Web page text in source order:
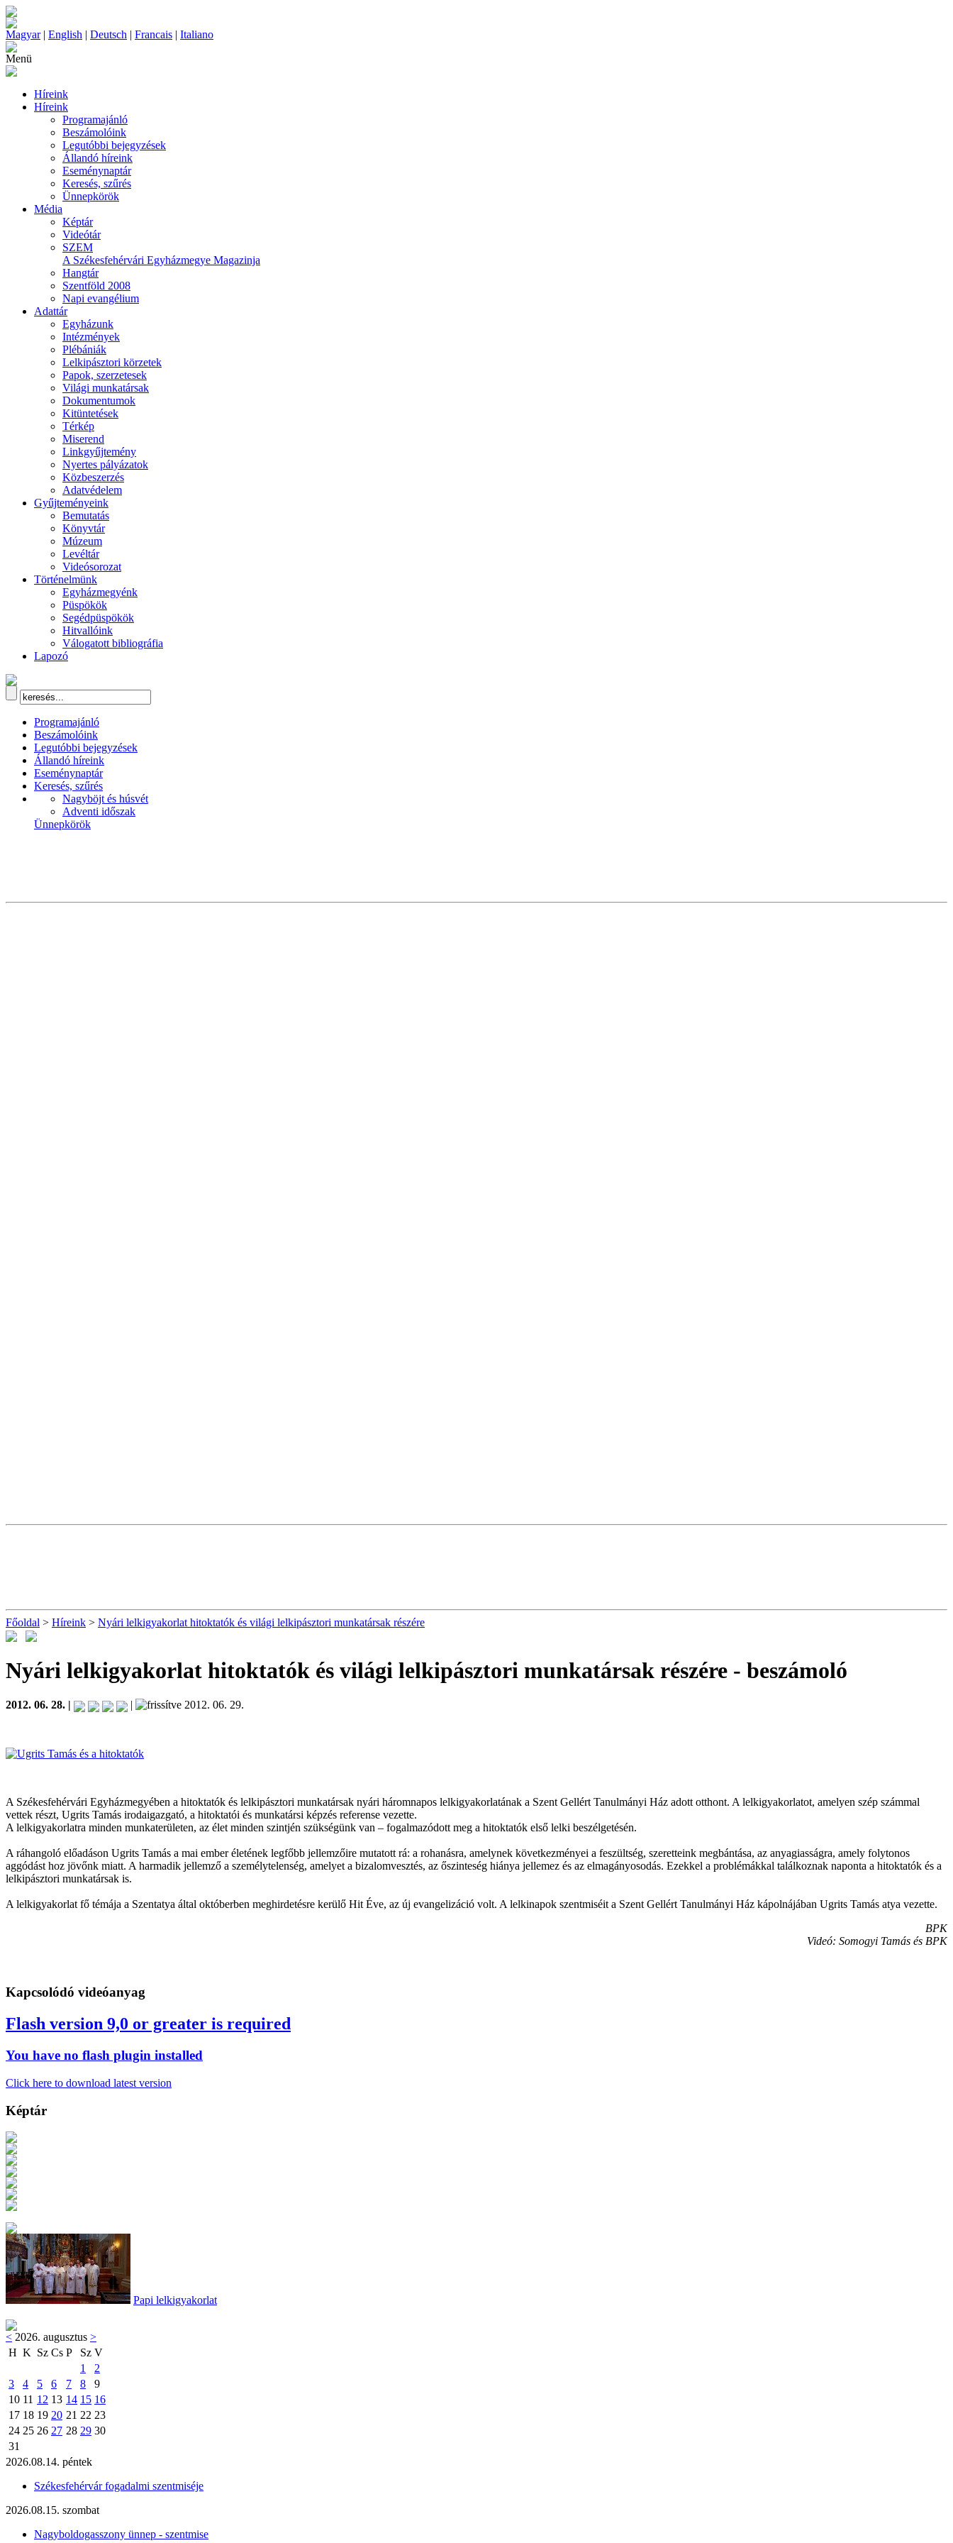
Magyar| English | Deutsch | Francais | Italiano
Menü
Híreink
Híreink
Programajánló
Beszámolóink
Legutóbbi bejegyzések
Állandó híreink
Eseménynaptár
Keresés, szűrés
Ünnepkörök
Média
Képtár
Videótár
SZEM
A Székesfehérvári Egyházmegye Magazinja
Hangtár
Szentföld 2008
Napi evangélium
Adattár
Egyházunk
Intézmények
Plébániák
Lelkipásztori körzetek
Papok, szerzetesek
Világi munkatársak
Dokumentumok
Kitüntetések
Térkép
Miserend
Linkgyűjtemény
Nyertes pályázatok
Közbeszerzés
Adatvédelem
Gyűjteményeink
Bemutatás
Könyvtár
Múzeum
Levéltár
Videósorozat
Történelmünk
Egyházmegyénk
Püspökök
Segédpüspökök
Hitvallóink
Válogatott bibliográfia
Lapozó
Programajánló
Beszámolóink
Legutóbbi bejegyzések
Állandó híreink
Eseménynaptár
Keresés, szűrés
Nagyböjt és húsvét
Adventi időszak
Ünnepkörök
Főoldal > Híreink > Nyári lelkigyakorlat hitoktatók és világi lelkipásztori munkatársak részére
Nyári lelkigyakorlat hitoktatók és világi lelkipásztori munkatársak részére - beszámoló
2012. 06. 28. | | 2012. 06. 29.
A Székesfehérvári Egyházmegyében a hitoktatók és lelkipásztori munkatársak nyári háromnapos lelkigyakorlatának a Szent Gellért Tanulmányi Ház adott otthont. A lelkigyakorlatot, amelyen szép számmal
vettek részt, Ugrits Tamás irodaigazgató, a hitoktatói és munkatársi képzés referense vezette.
A lelkigyakorlatra minden munkaterületen, az élet minden szintjén szükségünk van – fogalmazódott meg a hitoktatók első lelki beszélgetésén.
A ráhangoló előadáson Ugrits Tamás a mai ember életének legfőbb jellemzőire mutatott rá: a rohanásra, amelynek következményei a feszültség, szeretteink megbántása, az anyagiasságra, amely folytonos
aggódást hoz jövőnk miatt. A harmadik jellemző a személytelenség, amelyet a bizalomvesztés, az őszinteség hiánya jellemez és az elmagányosodás. Ezekkel a problémákkal találkoznak naponta a hitoktatók és a
lelkipásztori munkatársak is.
A lelkigyakorlat fő témája a Szentatya által októberben meghirdetésre kerülő Hit Éve, az új evangelizáció volt. A lelkinapok szentmiséit a Szent Gellért Tanulmányi Ház kápolnájában Ugrits Tamás atya vezette.
BPK
Videó: Somogyi Tamás és BPK
Kapcsolódó videóanyag
Flash version 9,0 or greater is required
You have no flash plugin installed
Click here to download latest version
Képtár
Papi lelkigyakorlat
< 2026. augusztus >
H K Sz Cs P Sz V
1
2
3
4 5 6 7 8
9
10 11 12 13 14 15 16
17 18 19 20 21 22 23
24 25 26 27 28 29 30
31
2026.08.14. péntek
Székesfehérvár fogadalmi szentmiséje
2026.08.15. szombat
Nagyboldogasszony ünnep - szentmise